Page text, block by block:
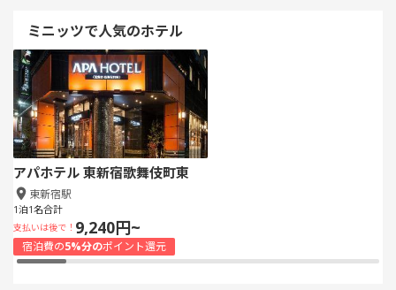
ミニッツで人気のホテル
アパホテル 東新宿歌舞伎町東
東新宿駅
1泊1名合計
支払いは後で！ 9,240円~
宿泊費の5%分のポイント還元